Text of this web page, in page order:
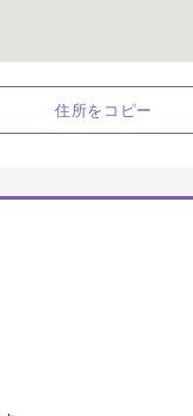
住所をコピー